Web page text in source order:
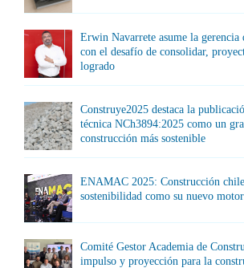
Erwin Navarrete asume la gerencia
con el desafío de consolidar,
logrado
Construye2025 destaca la
técnica NCh3894:2025 como un
construcción más sostenible
ENAMAC 2025: Construcción
sostenibilidad como su nuevo
Comité Gestor Academia de
impulso y proyección para la